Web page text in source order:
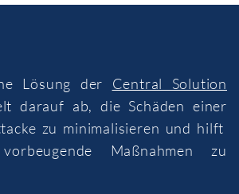
Lösung der Central Solution
darauf ab, die Schäden einer
zu minimalisieren und hilft
Maßnahmen zu